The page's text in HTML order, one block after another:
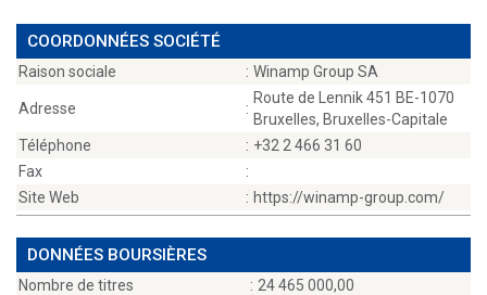
COORDONNÉES SOCIÉTÉ
Raison sociale : Winamp Group SA
Adresse :
Route de Lennik 451 BE-1070
Bruxelles, Bruxelles-Capitale
Téléphone
: +32 2 466 31 60
Fax
:
Site Web
: https://winamp-group.com/
DONNÉES BOURSIÈRES
Nombre de titres : 24 465 000,00